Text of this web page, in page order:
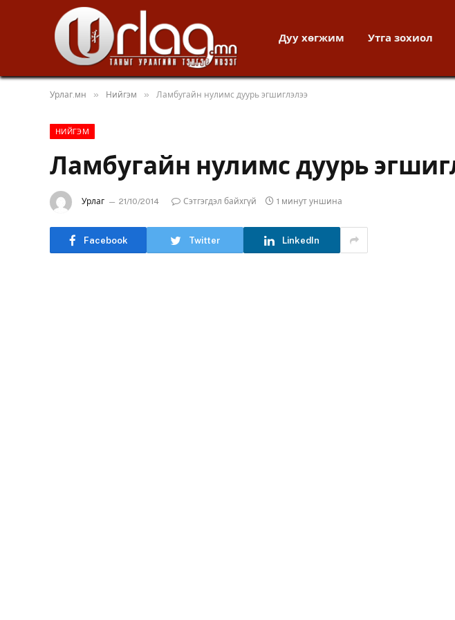
Дуу хөгжим Утга зохиол
Урлаг.мн » Нийгэм » Ламбугайн нулимс дуурь эгшиглэлээ
НИЙГЭМ
Ламбугайн нулимс дуурь
Урлаг 21/10/2014 Сэтгэгдэл байхгүй 1 минут уншина
Facebook Twitter LinkedIn